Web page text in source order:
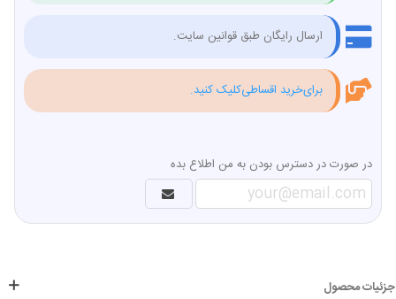
ارسال رایگان طبق قوانین سایت.
برای‌خرید اقساطی‌کلیک کنید.
در صورت در دسترس بودن به من اطلاع بده
جزئیات محصول